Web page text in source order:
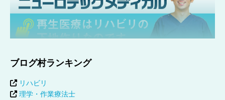
ブログ村ランキング
リハビリ
理学・作業療法士